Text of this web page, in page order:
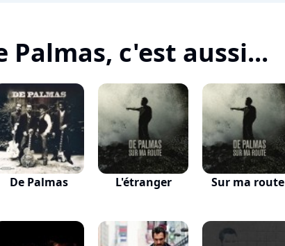
Palmas, c'est aussi...
De Palmas L'étranger Sur ma route